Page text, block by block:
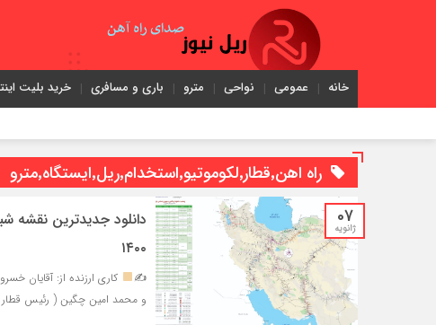
خانه عمومی نواحی مترو باری و مسافری خرید بلیت
راه اهن٬قطار٬لکوموتیو٬استخدام٬ریل٬ایستگاه٬مترو
07
ژانویه
دانلود جدیدترین نقشه
١۴٠٠
✍
کاری ارزنده از: آقایان
و محمد امین چگین ( رئیس